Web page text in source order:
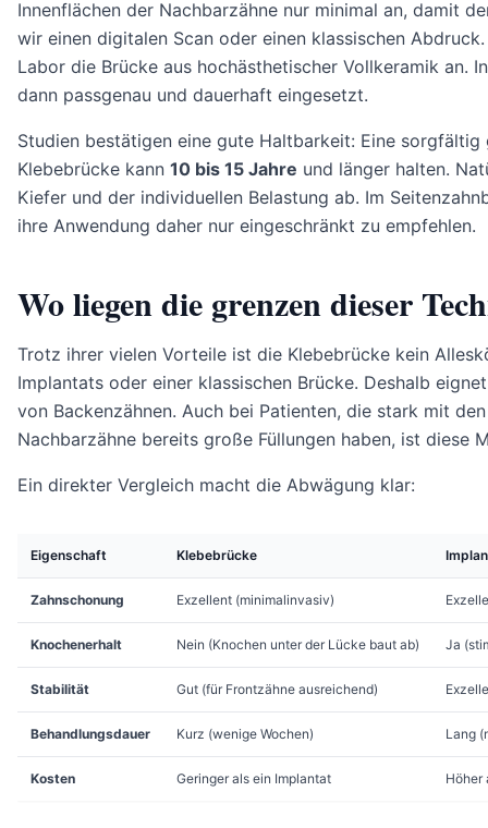
Innenflächen der Nachbarzähne nur minimal an, damit
wir einen digitalen Scan oder einen klassischen
Labor die Brücke aus hochästhetischer Vollkeramik an.
dann passgenau und dauerhaft eingesetzt.
Studien bestätigen eine gute Haltbarkeit: Eine
Klebebrücke kann 10 bis 15 Jahre und länger halten.
Kiefer und der individuellen Belastung ab. Im
ihre Anwendung daher nur eingeschränkt zu empfehlen.
Wo liegen die grenzen dieser
Trotz ihrer vielen Vorteile ist die Klebebrücke kein
Implantats oder einer klassischen Brücke. Deshalb
von Backenzähnen. Auch bei Patienten, die stark mit
Nachbarzähne bereits große Füllungen haben, ist diese
Ein direkter Vergleich macht die Abwägung klar:
Eigenschaft Klebebrücke
Zahnschonung Exzellent (minimalinvasiv)
Knochenerhalt Nein (Knochen unter der Lücke baut ab) Ja
Stabilität Gut (für Frontzähne ausreichend)
Behandlungsdauer Kurz (wenige Wochen) Lang
Kosten Geringer als ein Implantat Höher